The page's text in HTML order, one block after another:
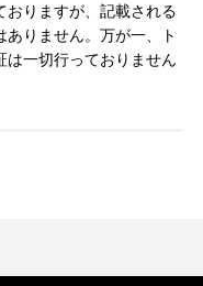
おりますが、記載される
りません。万が一、ト
は一切行っておりません